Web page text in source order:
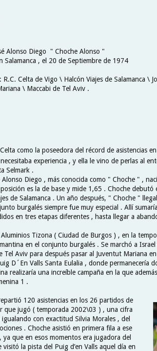
Alonso Diego " Choche Alonso "
Salamanca , el 20 de Septiembre de 1974
R.C. Celta de Vigo \ Halcón Viajes de Salamanca \
\ Maccabi de Tel Aviv .
como la poseedora del récord de asistencias
experiencia , y ella le vino de perlas al
Selmark .
Alonso Diego , más conocida como " Choche " ,
es la de base y mide 1,65 . Choche debutó
de Salamanca . Un año después, " Choche "
burgalés siempre fue muy especial . Allí
en tres etapas diferentes , hasta llegar a
Aluminios Tizona ( Ciudad de Burgos ) , en la
en el conjunto burgalés . Se marchó a
Tel Aviv para después pasar al Juventut Mariana
D´En Valls Santa Eulalia , donde permanecería
realizaría una increíble campaña en la que
1 .
120 asistencias en los 26 partidos de
que jugó ( temporada 2002\03 ) , una cifra
igualando con exactitud Silvia Morales , del
. Choche asistió en primera fila a ese
ya que en esos momentos era jugadora del
visitó la pista del Puig d’en Valls aquel día en